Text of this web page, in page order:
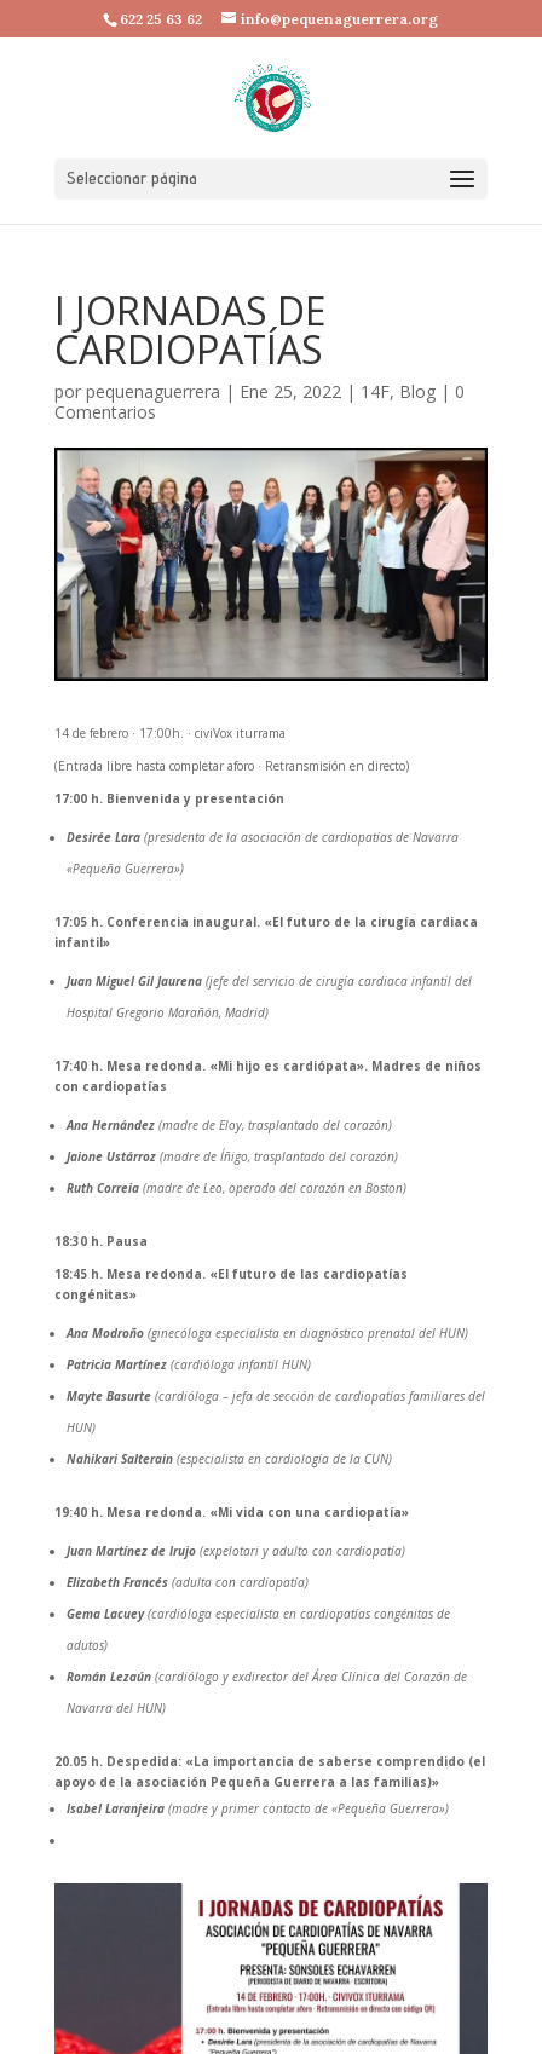
622 25 63 62 info@pequenaguerrera.org
Seleccionar página
I JORNADAS DE
CARDIOPATÍAS
por pequenaguerrera | Ene 25, 2022| 14F, Blog| 0
Comentarios
14 de febrero · 17:00h. · civiVox iturrama
(Entrada libre hasta completar aforo · Retransmisión en directo)
17:00 h.Bienvenida y presentación
Desirée Lara(presidenta de la asociación de cardiopatías de Navarra
«Pequeña Guerrera»)
17:05 h. Conferencia inaugural. «El futuro de la cirugía cardiaca
infantil»
Juan Miguel Gil Jaurena (jefe del servicio de cirugía cardiaca infantil del
Hospital Gregorio Marañón, Madrid)
17:40 h.Mesa redonda. «Mi hijo es cardiópata». Madres de niños
con cardiopatías
Ana Hernández(madre de Eloy, trasplantado del corazón)
Jaione Ustárroz(madre de Íñigo, trasplantado del corazón)
Ruth Correia(madre de Leo, operado del corazón en Boston)
18:30 h. Pausa
18:45 h. Mesa redonda. «El futuro de las cardiopatías
congénitas»
Ana Modroño(ginecóloga especialista en diagnóstico prenatal del HUN)
Patricia Martínez(cardióloga infantil HUN)
Mayte Basurte(cardióloga – jefa de sección de cardiopatías familiares del
HUN)
Nahikari Salterain(especialista en cardiología de la CUN)
19:40 h. Mesa redonda. «Mi vida con una cardiopatía»
Juan Martínez de Irujo(expelotari y adulto con cardiopatía)
Elizabeth Francés(adulta con cardiopatía)
Gema Lacuey(cardióloga especialista en cardiopatías congénitas de
adutos)
Román Lezaún(cardiólogo y exdirector del Área Clínica del Corazón de
Navarra del HUN)
20.05 h. Despedida: «La importancia de saberse comprendido (el
apoyo de la asociación Pequeña Guerrera a las familias)»
Isabel Laranjeira(madre y primer contacto de «Pequeña Guerrera»)